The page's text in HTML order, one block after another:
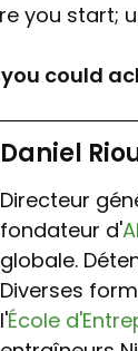
you start;
could
Daniel
Directeur
fondateur d'
globale.
Diverses
l'École